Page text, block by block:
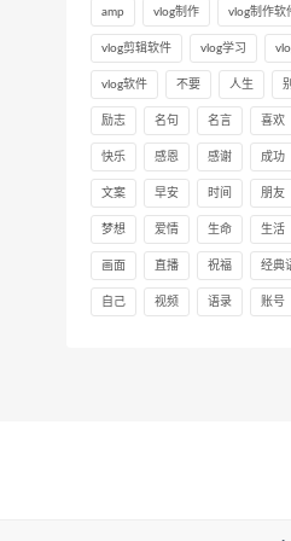
amp vlog制作 vlog制作软
vlog剪辑软件 vlog学习
vlog软件 不要 人生
励志 名句 名言 喜欢
快乐 感恩 感谢 成功
文案 早安 时间 朋友
梦想 爱情 生命 生活
画面 直播 祝福 经典
自己 视频 语录 账号